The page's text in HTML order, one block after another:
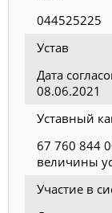
044525225
Устав
Дата
08.06.2021
Уставный
67 760 844
величины
Участие в